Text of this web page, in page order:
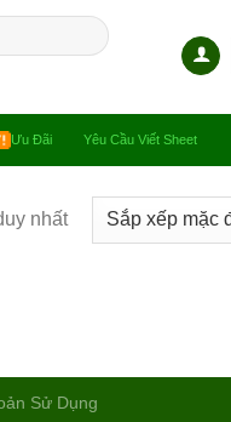
Ưu Đãi Yêu Cầu Viết Sheet
nhất
Sử Dụng